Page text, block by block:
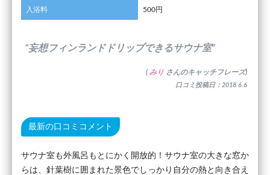
入浴料 500円
”妄想フィンランドドリップできるサウナ室”
( みり さんのキャッチフレーズ)
口コミ投稿日：2018.6.6
最新の口コミコメント
サウナ室も外風呂もとにかく開放的！サウナ室の大きな窓か
らは、針葉樹に囲まれた景色でしっかり自分の熱と向き合え